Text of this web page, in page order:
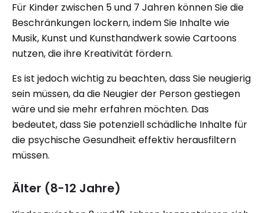
Für Kinder zwischen 5 und 7 Jahren können Sie die
Beschränkungen lockern, indem Sie Inhalte wie
Musik, Kunst und Kunsthandwerk sowie Cartoons
nutzen, die ihre Kreativität fördern.
Es ist jedoch wichtig zu beachten, dass Sie neugierig
sein müssen, da die Neugier der Person gestiegen
wäre und sie mehr erfahren möchten. Das
bedeutet, dass Sie potenziell schädliche Inhalte für
die psychische Gesundheit effektiv herausfiltern
müssen.
Älter (8-12 Jahre)